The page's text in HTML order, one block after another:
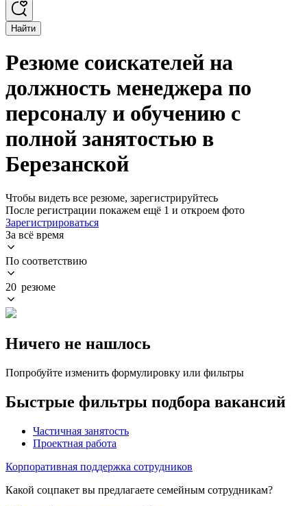
Найти
Резюме соискателей на
должность менеджера по
персоналу и обучению с
полной занятостью в
Березанской
Чтобы видеть все резюме, зарегистрируйтесь
После регистрации покажем ещё 1 и откроем фото
Зарегистрироваться
За всё время
По соответствию
20 резюме
Ничего не нашлось
Попробуйте изменить формулировку или фильтры
Быстрые фильтры подбора вакансий
Частичная занятость
Проектная работа
Корпоративная поддержка сотрудников
Какой соцпакет вы предлагаете семейным сотрудникам?